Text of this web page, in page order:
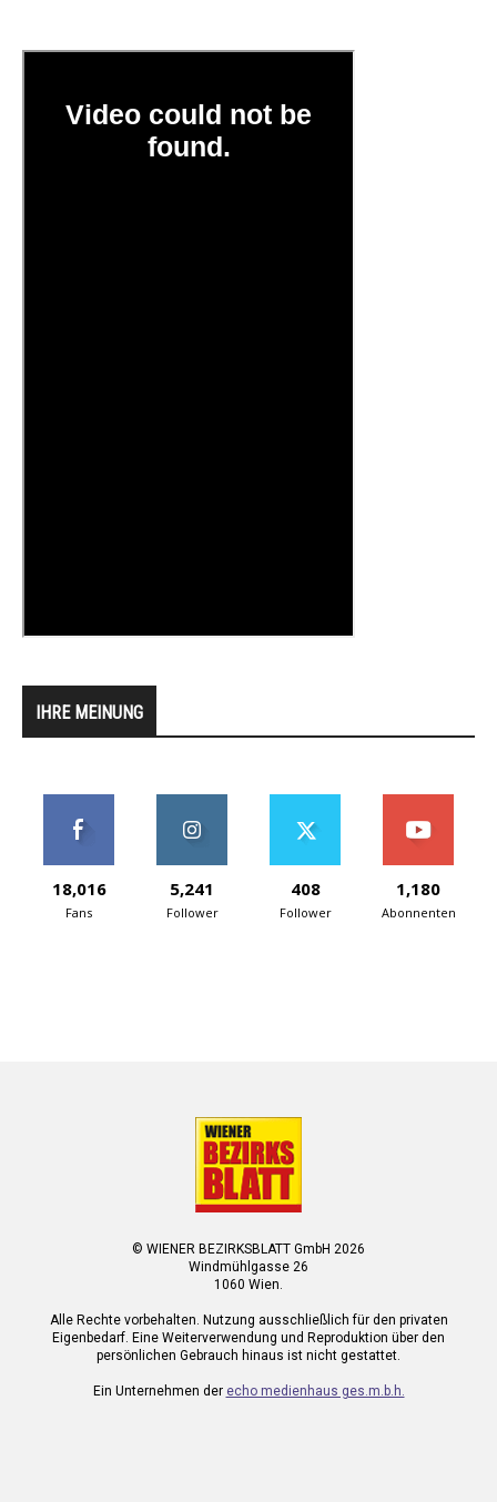
IHRE MEINUNG
18,016
Fans
5,241
Follower
408
Follower
1,180
Abonnenten
© WIENER BEZIRKSBLATT GmbH 2026
Windmühlgasse 26
1060 Wien.
Alle Rechte vorbehalten. Nutzung ausschließlich für den privaten
Eigenbedarf. Eine Weiterverwendung und Reproduktion über den
persönlichen Gebrauch hinaus ist nicht gestattet.
Ein Unternehmen der echo medienhaus ges.m.b.h.